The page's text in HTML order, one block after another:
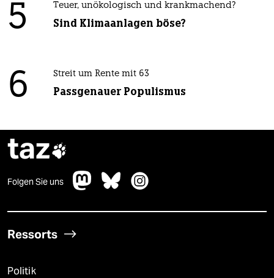
5 Teuer, unökologisch und krankmachend?
Sind Klimaanlagen böse?
6 Streit um Rente mit 63
Passgenauer Populismus
taz
Folgen Sie uns
Ressorts
Politik